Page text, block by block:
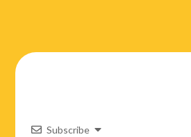
Subscribe